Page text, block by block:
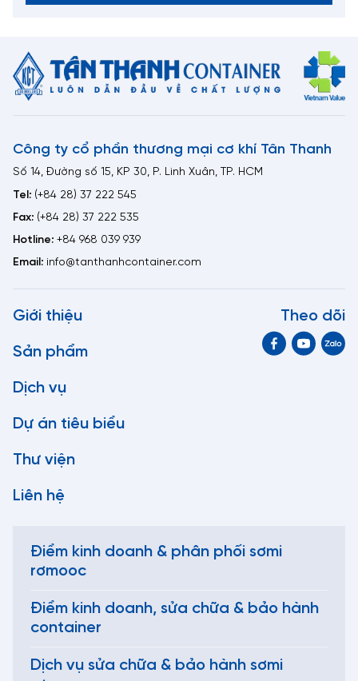
Công ty cổ phần thương mại cơ khí Tân Thanh
Số 14, Đường số 15, KP 30, P. Linh Xuân, TP. HCM
Tel: (+84 28) 37 222 545
Fax: (+84 28) 37 222 535
Hotline: +84 968 039 939
Email: info@tanthanhcontainer.com
Giới thiệu
Sản phẩm
Dịch vụ
Dự án tiêu biểu
Thư viện
Liên hệ
Theo dõi
Điểm kinh doanh & phân phối sơmi
rơmooc
Điểm kinh doanh, sửa chữa & bảo hành
container
Dịch vụ sửa chữa & bảo hành sơmi